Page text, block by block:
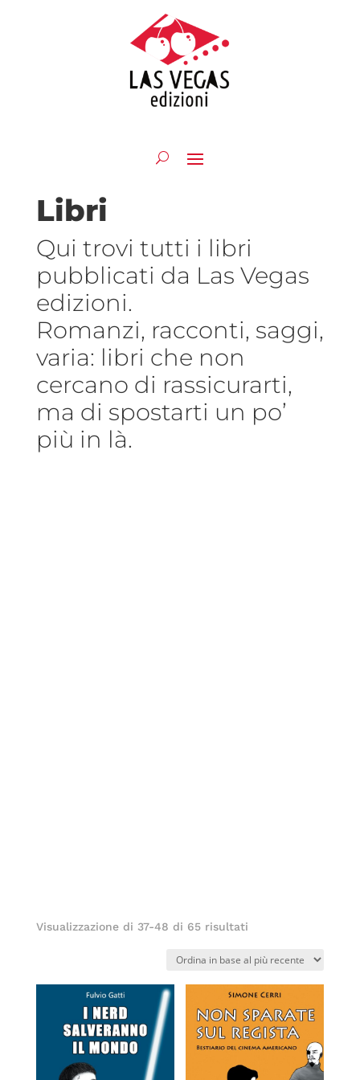
Libri
Qui trovi tutti i libri
pubblicati da Las Vegas
edizioni.
Romanzi, racconti, saggi,
varia: libri che non
cercano di rassicurarti,
ma di spostarti un po’
più in là.
Visualizzazione di 37-48 di 65 risultatiOrdina
al
più
recente